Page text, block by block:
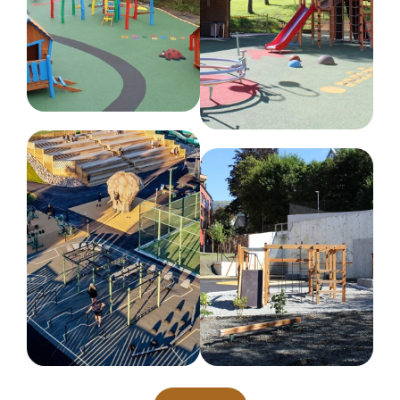
minimalt vedlikehold. For å bevare overflatens
utseende og beskytte lakken, anbefales det å
fjerne smuss og støv med en myk klut og mildt
såpevann. Ved mindre lakkskader kan reparasjon
med en egnet malingsspray forhindre
rustdannelse.